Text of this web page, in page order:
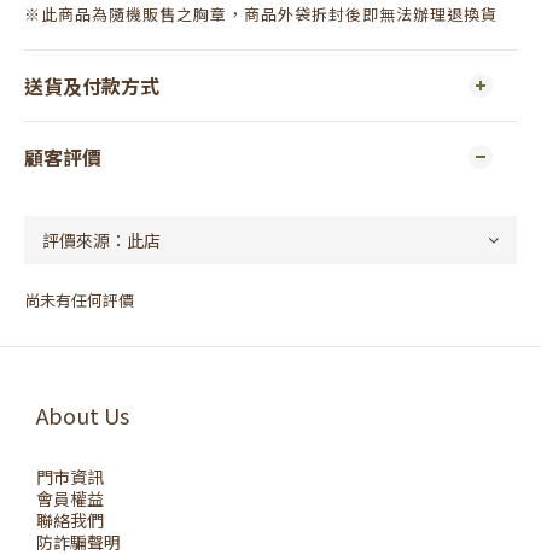
※此商品為隨機販售之胸章，商品外袋拆封後即無法辦理退換貨
送貨及付款方式
顧客評價
尚未有任何評價
About Us
門市資訊
會員權益
聯絡我們
防詐騙聲明